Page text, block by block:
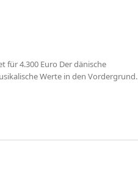
für 4.300 Euro Der dänische
Werte in den Vordergrund.